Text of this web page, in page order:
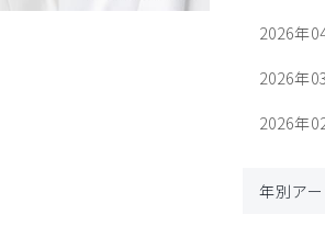
2026年
2026年
2026年
年別ア